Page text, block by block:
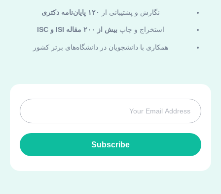
نگارش و پشتیبانی از ۱۲۰ پایان‌نامه دکتری
استخراج و چاپ بیش از ۲۰۰ مقاله ISI و ISC
همکاری با دانشجویان در دانشگاه‌های برتر کشور
Subscribe